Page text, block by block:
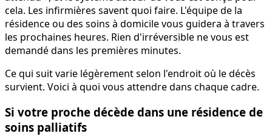
cela. Les infirmières savent quoi faire. L'équipe de la
résidence ou des soins à domicile vous guidera à travers
les prochaines heures. Rien d'irréversible ne vous est
demandé dans les premières minutes.
Ce qui suit varie légèrement selon l'endroit où le décès
survient. Voici à quoi vous attendre dans chaque cadre.
Si votre proche décède dans une résidence de
soins palliatifs